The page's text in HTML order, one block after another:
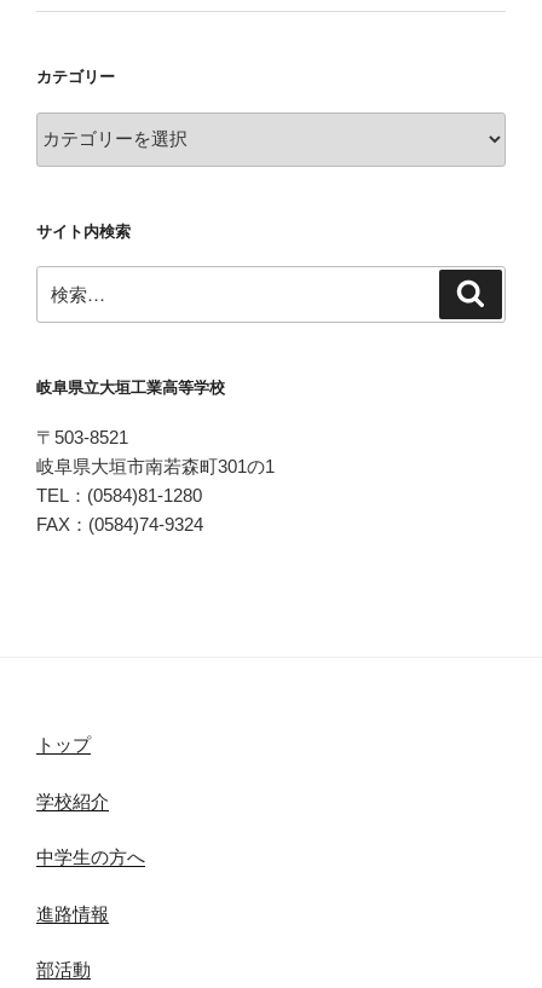
カテゴリー
テ
ー
サイト内検索
索:
岐阜県立大垣工業高等学校
〒503-8521
岐阜県大垣市南若森町301の1
TEL：(0584)81-1280
FAX：(0584)74-9324
トップ
学校紹介
中学生の方へ
進路情報
部活動